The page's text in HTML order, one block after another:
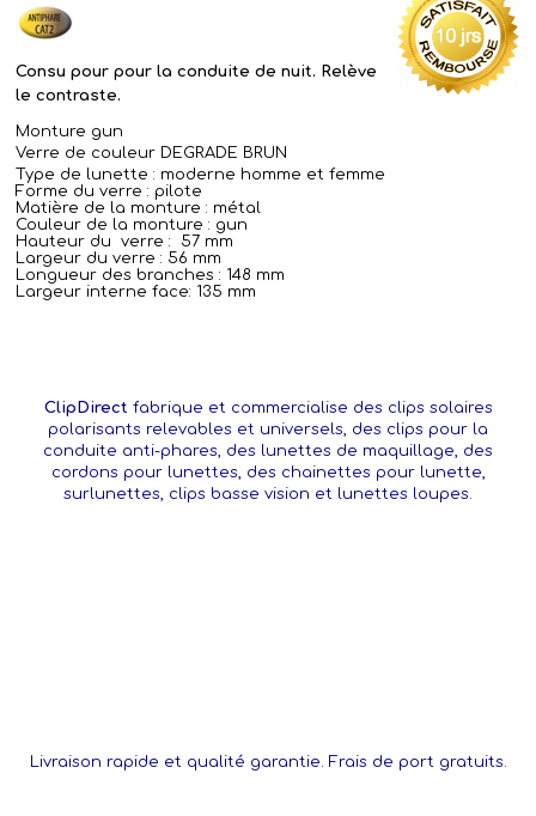
Consu pour pour la conduite de nuit. Relève
le contraste.
Monture gun
Verre de couleur DEGRADE BRUN
Type de lunette : moderne homme et femme
Forme du verre : pilote
Matière de la monture : métal
Couleur de la monture : gun
Hauteur du verre : 57 mm
Largeur du verre : 56 mm
Longueur des branches : 148 mm
Largeur interne face: 135 mm
ClipDirect fabrique et commercialise des clips solaires
polarisants relevables et universels, des clips pour la
conduite anti-phares, des lunettes de maquillage, des
cordons pour lunettes, des chainettes pour lunette,
surlunettes, clips basse vision et lunettes loupes.
Livraison rapide et qualité garantie. Frais de port gratuits.